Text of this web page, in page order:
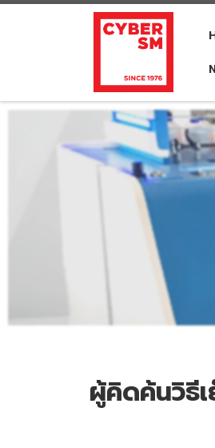
Skip to content
ผู้คิดค้นวิธี